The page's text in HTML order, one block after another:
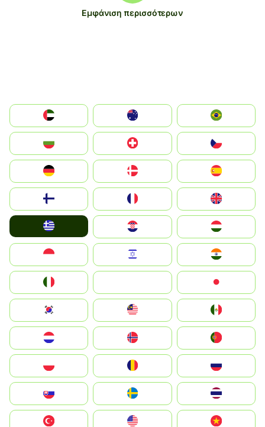
Εμφάνιση περισσότερων
الإمارات العربية المتحدة
Switzerland
Deutschland
United Kingdom
Magyarország
South Korea
United States